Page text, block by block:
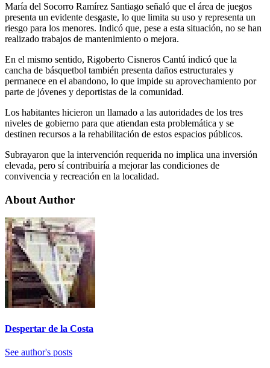
María del Socorro Ramírez Santiago señaló que el área de juegos
presenta un evidente desgaste, lo que limita su uso y representa un
riesgo para los menores. Indicó que, pese a esta situación, no se han
realizado trabajos de mantenimiento o mejora.
En el mismo sentido, Rigoberto Cisneros Cantú indicó que la
cancha de básquetbol también presenta daños estructurales y
permanece en el abandono, lo que impide su aprovechamiento por
parte de jóvenes y deportistas de la comunidad.
Los habitantes hicieron un llamado a las autoridades de los tres
niveles de gobierno para que atiendan esta problemática y se
destinen recursos a la rehabilitación de estos espacios públicos.
Subrayaron que la intervención requerida no implica una inversión
elevada, pero sí contribuiría a mejorar las condiciones de
convivencia y recreación en la localidad.
About Author
Despertar de la Costa
See author's posts